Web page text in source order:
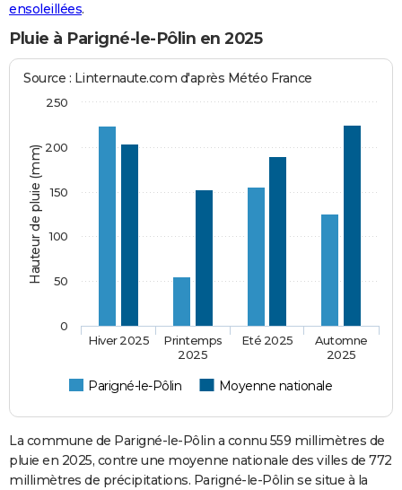
ensoleillées.
Pluie à Parigné-le-Pôlin en 2025
Hauteur de pluie (mm)
Source : Linternaute.com d'après Météo France
Parigné-le-Pôlin Moyenne nationale
Hiver 2025
Printemps
2025
Eté 2025
Automne
2025
0
50
100
150
200
250
La commune de Parigné-le-Pôlin a connu 559 millimètres de
pluie en 2025, contre une moyenne nationale des villes de 772
millimètres de précipitations. Parigné-le-Pôlin se situe à la